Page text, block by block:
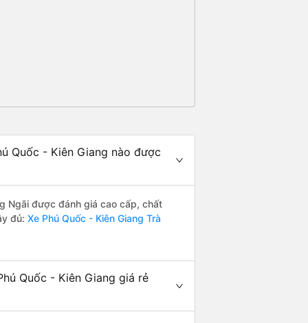
Quốc - Kiên Giang nào được
Ngãi được đánh giá cao cấp, chất
đủ: Xe Phú Quốc - Kiên Giang Trà
Quốc - Kiên Giang giá rẻ